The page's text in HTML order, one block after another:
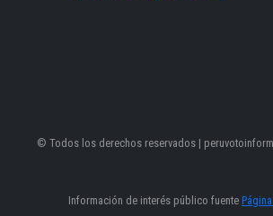
© Todos los derechos reservados |
Información de interés público fuente